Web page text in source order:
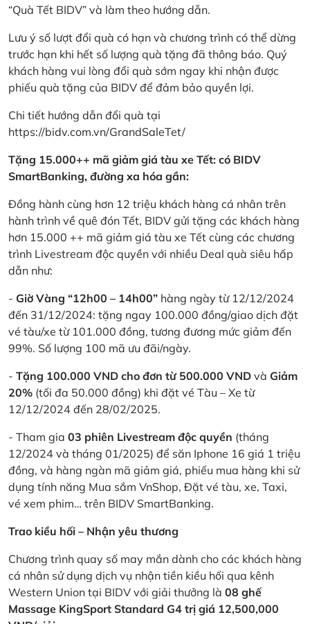
“Quà Tết BIDV” và làm theo hướng dẫn.
Lưu ý số lượt đổi quà có hạn và chương trình có thể dừng
trước hạn khi hết số lượng quà tặng đã thông báo. Quý
khách hàng vui lòng đổi quà sớm ngay khi nhận được
phiếu quà tặng của BIDV để đảm bảo quyền lợi.
Chi tiết hướng dẫn đổi quà tại
https://bidv.com.vn/GrandSaleTet/
Tặng 15.000++ mã giảm giá tàu xe Tết: có BIDV
SmartBanking, đường xa hóa gần:
Đồng hành cùng hơn 12 triệu khách hàng cá nhân trên
hành trình về quê đón Tết, BIDV gửi tặng các khách hàng
hơn 15.000 ++ mã giảm giá tàu xe Tết cùng các chương
trình Livestream độc quyền với nhiều Deal quà siêu hấp
dẫn như:
- Giờ Vàng “12h00 – 14h00” hàng ngày từ 12/12/2024
đến 31/12/2024: tặng ngay 100.000 đồng/giao dịch đặt
vé tàu/xe từ 101.000 đồng, tương đương mức giảm đến
99%. Số lượng 100 mã ưu đãi/ngày.
- Tặng 100.000 VND cho đơn từ 500.000 VND và Giảm
20% (tối đa 50.000 đồng) khi đặt vé Tàu – Xe từ
12/12/2024 đến 28/02/2025.
- Tham gia 03 phiên Livestream độc quyền (tháng
12/2024 và tháng 01/2025) để săn Iphone 16 giá 1 triệu
đồng, và hàng ngàn mã giảm giá, phiếu mua hàng khi sử
dụng tính năng Mua sắm VnShop, Đặt vé tàu, xe, Taxi,
vé xem phim… trên BIDV SmartBanking.
Trao kiều hối – Nhận yêu thương
Chương trình quay số may mắn dành cho các khách hàng
cá nhân sử dụng dịch vụ nhận tiền kiều hối qua kênh
Western Union tại BIDV với giải thưởng là 08 ghế
Massage KingSport Standard G4 trị giá 12,500,000